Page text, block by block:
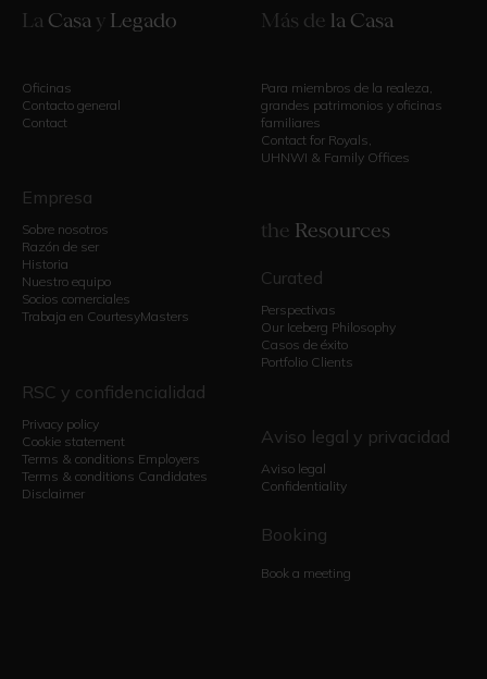
La Casa y Legado
Oficinas
Contacto general
Contact
Empresa
Sobre nosotros
Razón de ser
Historia
Nuestro equipo
Socios comerciales
Trabaja en CourtesyMasters
RSC y confidencialidad
Privacy policy
Cookie statement
Terms & conditions Employers
Terms & conditions Candidates
Disclaimer
Más de la Casa
Para miembros de la realeza,
grandes patrimonios y oficinas
familiares
Contact for Royals,
UHNWI & Family Offices
the Resources
Curated
Perspectivas
Our Iceberg Philosophy
Casos de éxito
Portfolio Clients
Aviso legal y privacidad
Aviso legal
Confidentiality
Booking
Book a meeting